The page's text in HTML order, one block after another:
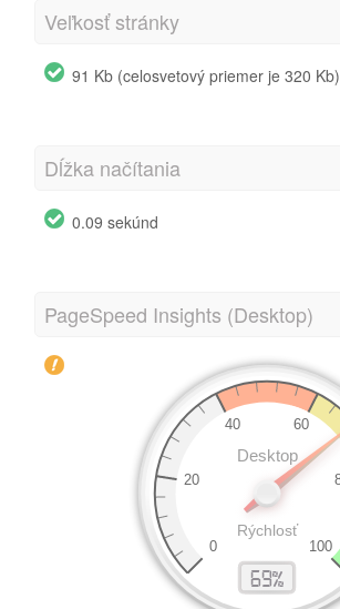
Veľkosť stránky
91 Kb (celosvetový priemer je 320 Kb)
Dĺžka načítania
0.09 sekúnd
PageSpeed Insights (Desktop)